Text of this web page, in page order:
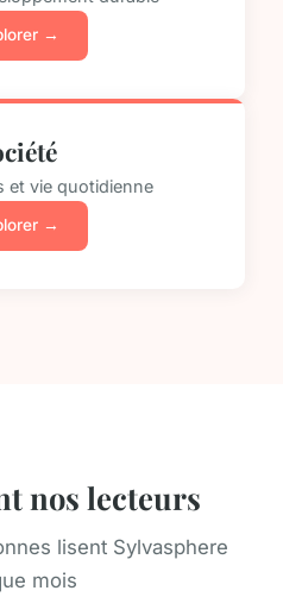
→
et vie quotidienne
→
nos lecteurs
lisent Sylvasphere
mois